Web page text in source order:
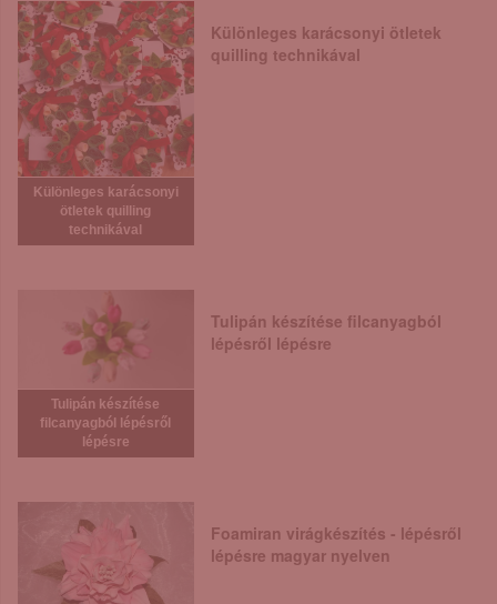
Különleges karácsonyi
ötletek quilling
technikával
Különleges karácsonyi ötletek
quilling technikával
Tulipán készítése
filcanyagból lépésről
lépésre
Tulipán készítése filcanyagból
lépésről lépésre
Foamiran virágkészítés - lépésről
lépésre magyar nyelven